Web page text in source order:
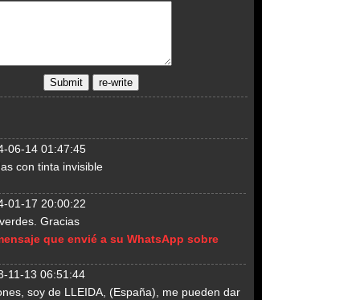
06-14 01:47:45
con tinta invisible
01-17 20:00:22
Gracias
que envié a su WhatsApp sobre
11-13 06:51:44
soy de LLEIDA, (España), me pueden dar